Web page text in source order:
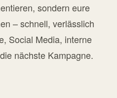
sondern eure
– schnell, verlässlich
Social Media, interne
nächste Kampagne.